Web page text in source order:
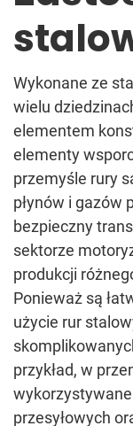
Wykonane ze
wielu
elementem
elementy
przemyśle rury
płynów i gazów
bezpieczny
sektorze
produkcji
Ponieważ są
użycie rur
przykład, w
przesyłowych